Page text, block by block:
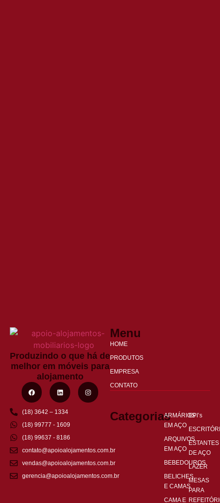
Produzindo o que há de
melhor em móveis para
alojamento
(18) 3642 – 1334
(18) 99777 - 1609
(18) 99637 - 8186
contato@apoioalojamentos.com.br
vendas@apoioalojamentos.com.br
gerencia@apoioalojamentos.com.br
Menu
HOME
PRODUTOS
EMPRESA
CONTATO
CategoriasARMÁRIOS
EM AÇO
ARQUIVOS
EM AÇO
BEBEDOUROS
BELICHES
E CAMAS
CAMA E
EPI’s
ESTANTES
DE AÇO
LAZER
MESAS
PARA